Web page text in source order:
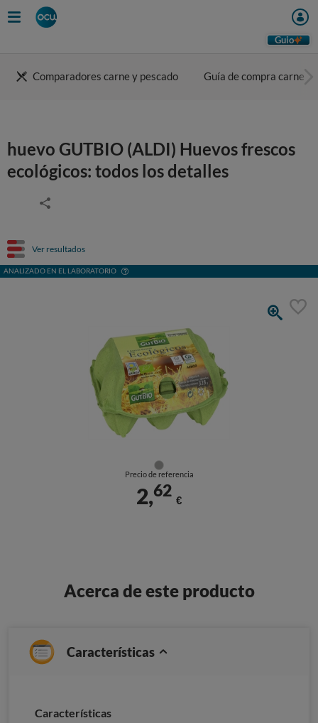
Guio
Comparadores carne y pescado Guía de compra carne
huevo GUTBIO (ALDI) Huevos frescos
ecológicos: todos los detalles
Ver resultados
ANALIZADO EN EL LABORATORIO
Precio de referencia
2,62
€
Acerca de este producto
Características
Caracterí­sticas